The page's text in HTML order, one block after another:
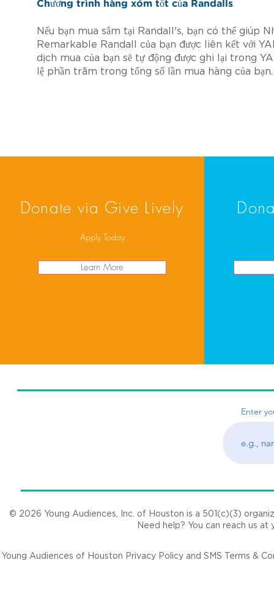
Chương trình hàng xóm tốt của Randalls
Nếu bạn mua sắm tại Randall's, bạn có thể giúp
Remarkable Randall của bạn được liên kết với
dịch mua của bạn sẽ tự động được ghi lại trong
lệ phần trăm trong tổng số lần mua hàng của bạn.
Donate via Give Lively
Apply Today
Learn More
Enter
© 2026 Young Audiences, Inc. of Houston is a 501(c)(3)
Need help? You can reach us at
Young Audiences of Houston Privacy Policy and SMS Terms &